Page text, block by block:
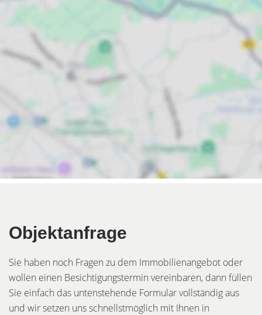
Objektanfrage
Sie haben noch Fragen zu dem Immobilienangebot oder
wollen einen Besichtigungstermin vereinbaren, dann füllen
Sie einfach das untenstehende Formular vollständig aus
und wir setzen uns schnellstmöglich mit Ihnen in